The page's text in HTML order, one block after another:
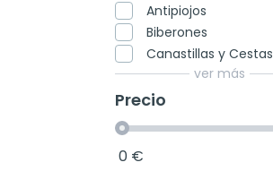
Antipiojos
Biberones
Canastillas y Cestas
ver más
Precio
0 €